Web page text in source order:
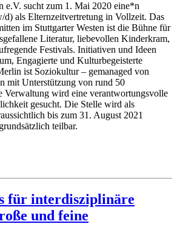
sucht zum 1. Mai 2020 eine*n
als Elternzeitvertretung in Vollzeit. Das
im Stuttgarter Westen ist die Bühne für
Literatur, liebevollen Kinderkram,
Festivals. Initiativen und Ideen
Engagierte und Kulturbegeisterte
ist Soziokultur – gemanaged von
mit Unterstützung von rund 50
Verwaltung wird eine verantwortungsvolle
gesucht. Die Stelle wird als
bis zum 31. August 2021
teilbar.
für interdisziplinäre
und feine